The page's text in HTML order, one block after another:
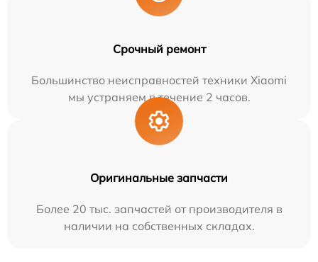
Срочный ремонт
Большинство неисправностей техники Xiaomi
мы устраняем в течение 2 часов.
Оригинальные запчасти
Более 20 тыс. запчастей от производителя в
наличии на собственных складах.